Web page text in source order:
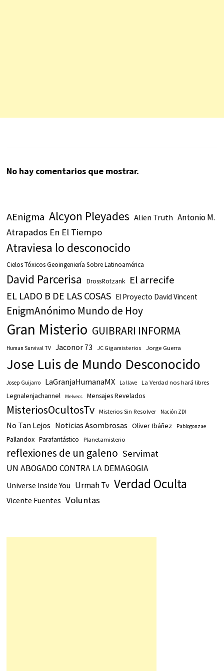
No hay comentarios que mostrar.
AEnigma Alcyon Pleyades Alien Truth Antonio M.
Atrapados En El Tiempo
Atraviesa lo desconocido
Cielos Tóxicos Geoingeniería Sobre Latinoamérica
David Parcerisa DrossRotzank El arrecife
EL LADO B DE LAS COSAS El Proyecto David Vincent
EnigmAnónimo Mundo de Hoy
Gran Misterio GUIBRARI INFORMA
Human Survival TV Jaconor 73 JC Gigamisterios Jorge Guerra
Jose Luis de Mundo Desconocido
Josep Guijarro LaGranjaHumanaMX La llave La Verdad nos hará libres
Legnalenjachannel Melvecs Mensajes Revelados
MisteriosOcultosTv Misterios Sin Resolver Nación ZDI
No Tan Lejos Noticias Asombrosas Oliver Ibáñez Pablogonzae
Pallandox Parafantástico Planetamisterio
reflexiones de un galeno Servimat
UN ABOGADO CONTRA LA DEMAGOGIA
Universe Inside You Urmah Tv Verdad Oculta
Vicente Fuentes Voluntas